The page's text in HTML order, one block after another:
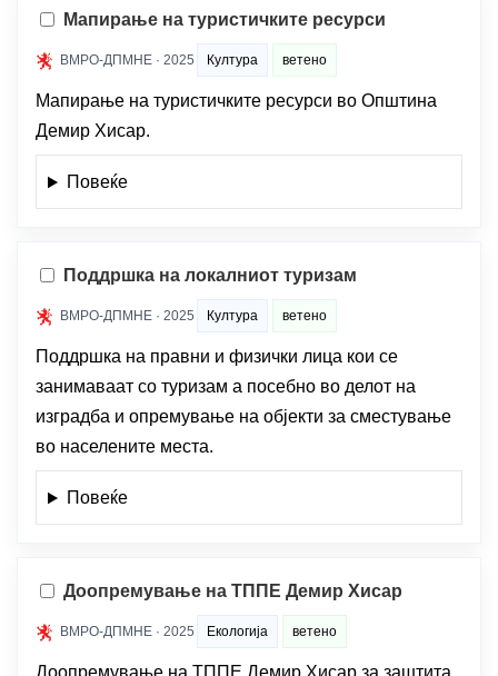
Мапирање на туристичките ресурси
ВМРО-ДПМНЕ · 2025 Култура ветено
Мапирање на туристичките ресурси во Општина
Демир Хисар.
Повеќе
Поддршка на локалниот туризам
ВМРО-ДПМНЕ · 2025 Култура ветено
Поддршка на правни и физички лица кои се
занимаваат со туризам а посебно во делот на
изградба и опремување на објекти за сместување
во населените места.
Повеќе
Доопремување на ТППЕ Демир Хисар
ВМРО-ДПМНЕ · 2025 Екологија ветено